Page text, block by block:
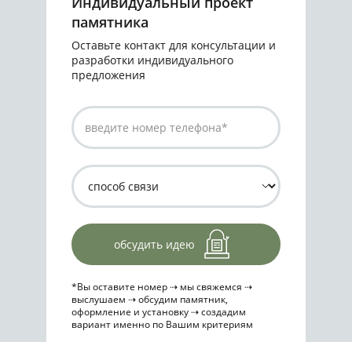
памятника
Оставьте контакт для консультации и
разработки индивидуального
предложения
обсудить идею
*Вы оставите номер ⇢ мы свяжемся ⇢
выслушаем ⇢ обсудим памятник,
оформление и установку ⇢ создадим
вариант именно по Вашим критериям